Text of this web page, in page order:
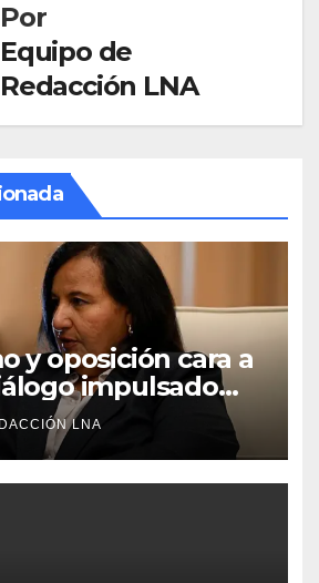
Por
Equipo de
Redacción LNA
y oposición cara a
impulsado
las claves
LNA